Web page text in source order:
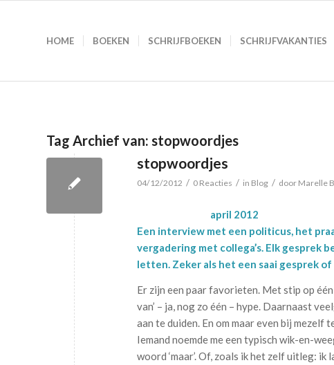
HOME BOEKEN SCHRIJFBOEKEN SCHRIJFVAKANTIES
Tag Archief van: stopwoordjes
stopwoordjes
04/12/2012 / 0 Reacties / in Blog / door Marelle
april 2012
Een interview met een politicus, het
vergadering met collega’s. Elk gesprek
letten. Zeker als het een saai gesprek
Er zijn een paar favorieten. Met stip op één
van’ – ja, nog zo één – hype. Daarnaast
aan te duiden. En om maar even bij mezelf
Iemand noemde me een typisch wik-en-
woord ‘maar’. Of, zoals ik het zelf uitleg: